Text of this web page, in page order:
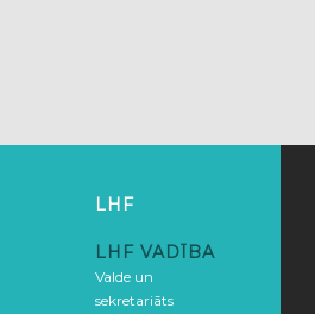
LHF
LHF VADĪBA
Valde un
sekretariāts